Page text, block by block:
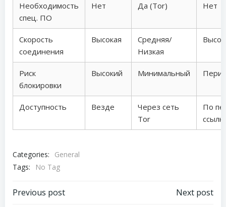
Необходимость
спец. ПО
Нет Да (Tor) Нет
Скорость
соединения
Высокая
Средняя/
Низкая
Риск
блокировки
Высокий Минимальный
Доступность Везде
Через сеть
Tor
По
Categories:
General
Tags:
No Tag
Post
Previous post Next post